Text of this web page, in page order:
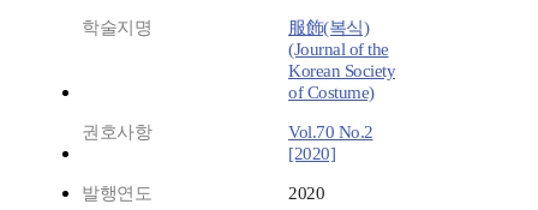
학술지명
服飾(복식)
(Journal of the
Korean Society
of Costume)
권호사항
Vol.70 No.2
[2020]
발행연도 2020